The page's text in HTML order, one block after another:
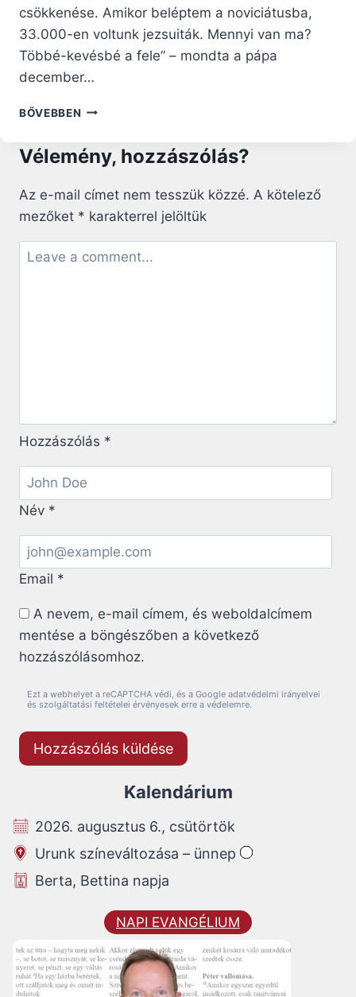
csökkenése. Amikor beléptem a noviciátusba,
33.000-en voltunk jezsuiták. Mennyi van ma?
Többé-kevésbé a fele” – mondta a pápa
december…
BŐVEBBEN FERENC
JEZSUITÁK
MEGFELEZŐDÉSE
LECKÉT
ALÁZATBÓL
Vélemény, hozzászólás?
Az e-mail címet nem tesszük közzé. A kötelező
mezőket * karakterrel jelöltük
Hozzászólás *
Név *
Email *
A nevem, e-mail címem, és weboldalcímem
mentése a böngészőben a következő
hozzászólásomhoz.
Ezt a webhelyet a reCAPTCHA védi, és a Google adatvédelmi irányelvei
és szolgáltatási feltételei érvényesek erre a védelemre.
Kalendárium
2026. augusztus 6., csütörtök
Urunk színeváltozása – ünnep
Berta, Bettina napja
NAPI EVANGÉLIUM